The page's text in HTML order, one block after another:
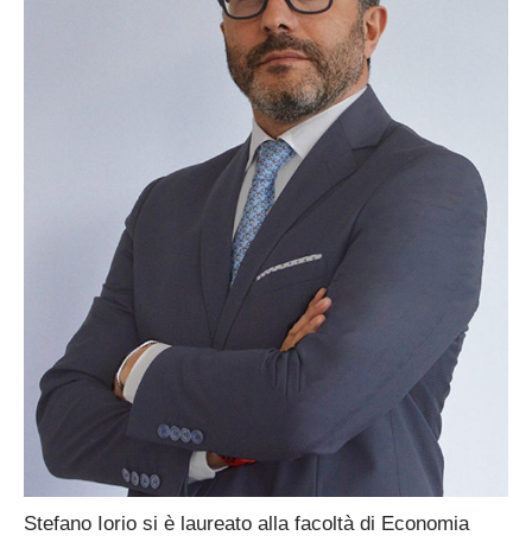
Stefano Iorio si è laureato alla facoltà di Economia